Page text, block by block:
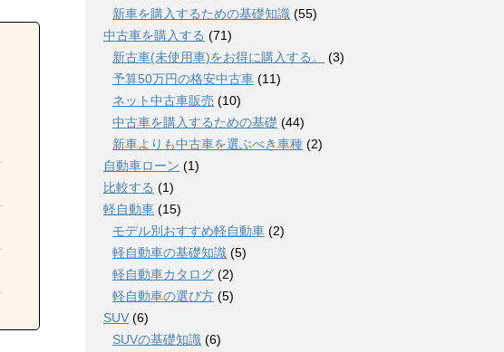
新車を購入するための基礎知識 (55)
中古車を購入する (71)
新古車(未使用車)をお得に購入する。
(3)
予算50万円の格安中古車 (11)
ネット中古車販売 (10)
中古車を購入するための基礎 (44)
新車よりも中古車を選ぶべき車種 (2)
自動車ローン (1)
比較する (1)
軽自動車 (15)
モデル別おすすめ軽自動車 (2)
軽自動車の基礎知識 (5)
軽自動車カタログ (2)
軽自動車の選び方 (5)
SUV (6)
SUVの基礎知識 (6)